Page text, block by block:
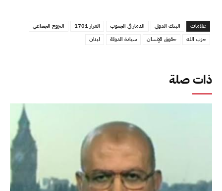
ذات صلة
علامات البنك الدولي الدمار في الجنوب القرار 1701
النزوح الجماعي
حزب الله
حقوق الإنسان سيادة الدولة لبنان